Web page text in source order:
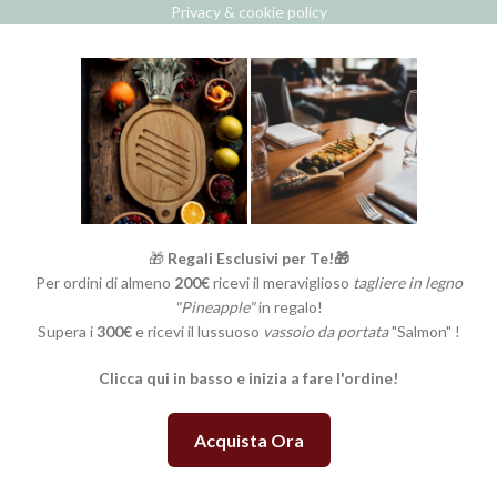
Privacy & cookie policy
🎁 Regali Esclusivi per Te!🎁
Per ordini di almeno 200€ricevi il meraviglioso tagliere in legno
"Pineapple"in regalo!
Supera i300€e ricevi il lussuoso vassoio da portata"Salmon" !
Clicca qui in basso e inizia a fare l'ordine!
Acquista Ora